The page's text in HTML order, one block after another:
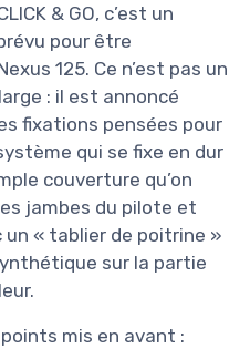
& GO, c’est un
pour être
125. Ce n’est pas un
: il est annoncé
fixations pensées pour
qui se fixe en dur
couverture qu’on
jambes du pilote et
« tablier de poitrine »
sur la partie
mis en avant :